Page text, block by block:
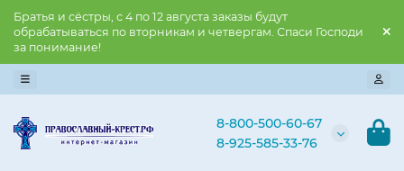
Братья и сёстры, с 4 по 12 августа заказы будут
обрабатываться по вторникам и четвергам. Спаси Господи
за понимание!
8-800-500-60-67
8-925-585-33-76